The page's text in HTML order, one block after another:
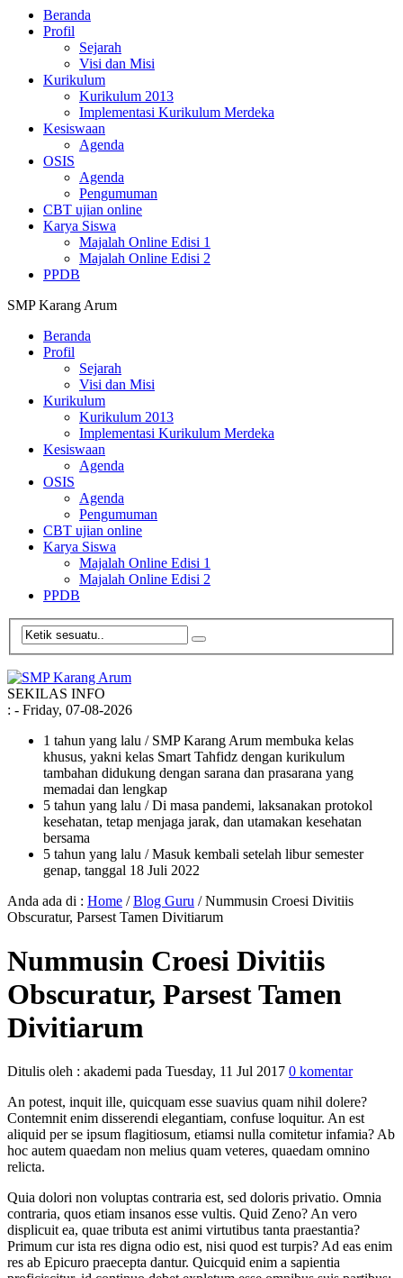
Beranda
Profil
Sejarah
Visi dan Misi
Kurikulum
Kurikulum 2013
Implementasi Kurikulum Merdeka
Kesiswaan
Agenda
OSIS
Agenda
Pengumuman
CBT ujian online
Karya Siswa
Majalah Online Edisi 1
Majalah Online Edisi 2
PPDB
SMP Karang Arum
Beranda
Profil
Sejarah
Visi dan Misi
Kurikulum
Kurikulum 2013
Implementasi Kurikulum Merdeka
Kesiswaan
Agenda
OSIS
Agenda
Pengumuman
CBT ujian online
Karya Siswa
Majalah Online Edisi 1
Majalah Online Edisi 2
PPDB
SEKILAS INFO
: - Friday, 07-08-2026
1 tahun yang lalu / SMP Karang Arum membuka kelas
khusus, yakni kelas Smart Tahfidz dengan kurikulum
tambahan didukung dengan sarana dan prasarana yang
memadai dan lengkap
5 tahun yang lalu / Di masa pandemi, laksanakan protokol
kesehatan, tetap menjaga jarak, dan utamakan kesehatan
bersama
5 tahun yang lalu / Masuk kembali setelah libur semester
genap, tanggal 18 Juli 2022
Anda ada di : Home /Blog Guru /Nummusin Croesi Divitiis
Obscuratur, Parsest Tamen Divitiarum
Nummusin Croesi Divitiis
Obscuratur, Parsest Tamen
Divitiarum
Ditulis oleh : akademi pada Tuesday, 11 Jul 2017 0 komentar
An potest, inquit ille, quicquam esse suavius quam nihil dolere?
Contemnit enim disserendi elegantiam, confuse loquitur. An est
aliquid per se ipsum flagitiosum, etiamsi nulla comitetur infamia? Ab
hoc autem quaedam non melius quam veteres, quaedam omnino
relicta.
Quia dolori non voluptas contraria est, sed doloris privatio. Omnia
contraria, quos etiam insanos esse vultis. Quid Zeno? An vero
displicuit ea, quae tributa est animi virtutibus tanta praestantia?
Primum cur ista res digna odio est, nisi quod est turpis? Ad eas enim
res ab Epicuro praecepta dantur. Quicquid enim a sapientia